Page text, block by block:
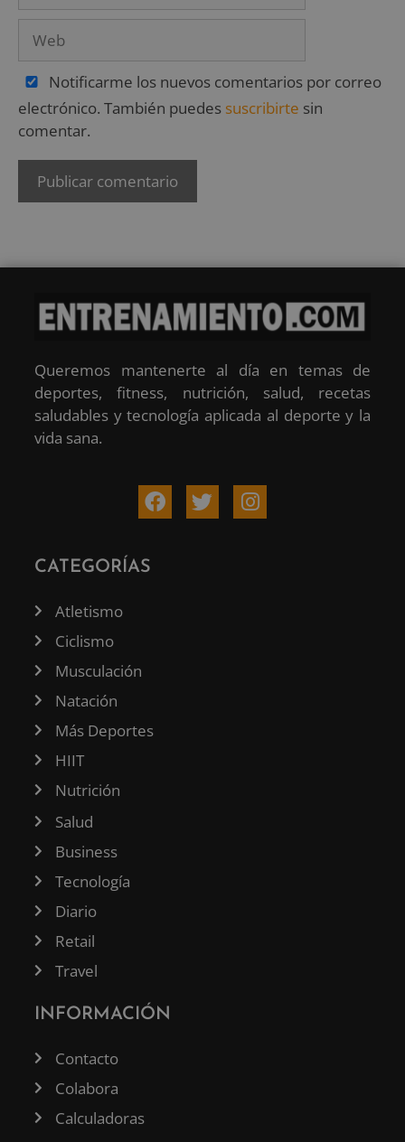
Notificarme los nuevos comentarios por correo
electrónico. También puedes suscribirte sin
comentar.
Queremos mantenerte al día en temas de
deportes, fitness, nutrición, salud, recetas
saludables y tecnología aplicada al deporte y la
vida sana.
CATEGORÍAS
Atletismo
Ciclismo
Musculación
Natación
Más Deportes
HIIT
Nutrición
Salud
Business
Tecnología
Diario
Retail
Travel
INFORMACIÓN
Contacto
Colabora
Calculadoras